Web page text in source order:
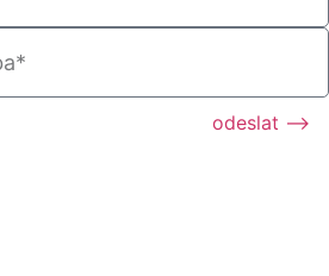
odeslat ⟶